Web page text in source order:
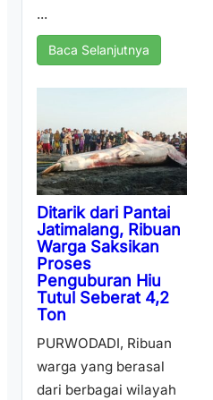
...
Baca Selanjutnya
Ditarik dari Pantai
Jatimalang, Ribuan
Warga Saksikan
Proses
Penguburan Hiu
Tutul Seberat 4,2
Ton
PURWODADI, Ribuan
warga yang berasal
dari berbagai wilayah